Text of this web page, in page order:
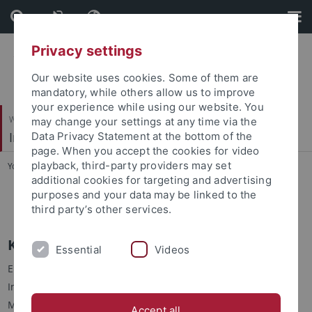
Skip
to
content
Skip
to
footer
Wirtschafts- und Sozialwissenschaftliche Fakultät
Institut für Politikwissenschaft
You are here: Startseite ... Kontakt und Institutssekretariat
Anfahrt
Kontakt und Adresse
Eberhard Karls Universität Tübingen
Institut für Politikwissenschaft
Melanchthonstr. 36
Privacy settings
Our website uses cookies. Some of them are
mandatory, while others allow us to improve
your experience while using our website. You
may change your settings at any time via the
Data Privacy Statement at the bottom of the
page. When you accept the cookies for video
playback, third-party providers may set
additional cookies for targeting and advertising
purposes and your data may be linked to the
third party’s other services.
Essential Videos